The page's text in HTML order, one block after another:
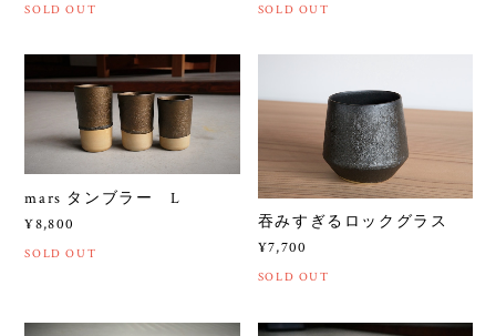
SOLD OUT SOLD OUT
mars タンブラー L
¥8,800
SOLD OUT
吞みすぎるロックグラス
¥7,700
SOLD OUT